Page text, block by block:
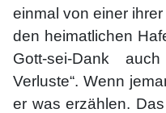
einmal von einer
den heimatlichen
Gott-sei-Dank
Verluste“. Wenn
er was erzählen.